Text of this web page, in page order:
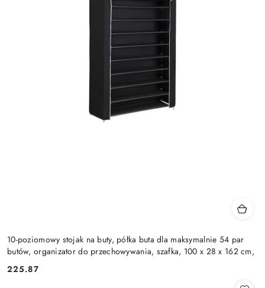
10-poziomowy stojak na buty, półka buta dla maksymalnie 54 par
butów, organizator do przechowywania, szafka, 100 x 28 x 162 cm,
Cena:
225.87